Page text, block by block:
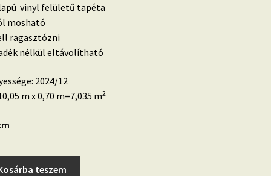
vinyl felületű tapéta
mosható
ragasztózni
nélkül eltávolítható
2024/12
m x 0,70 m=7,035 m2
teszem